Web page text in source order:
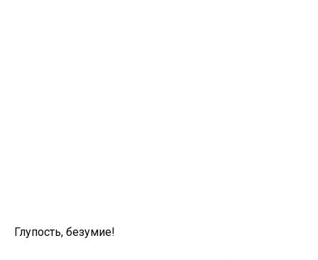
Глупость, безумие!